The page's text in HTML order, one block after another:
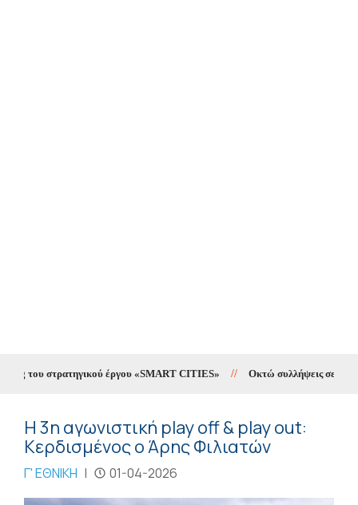
του στρατηγικού έργου «SMART CITIES» // Οκτώ συλλήψεις σε δέκα
Η 3η αγωνιστική play off & play out:
Κερδισμένος ο Άρης Φιλιατών
Γ' ΕΘΝΙΚΗ | 01-04-2026